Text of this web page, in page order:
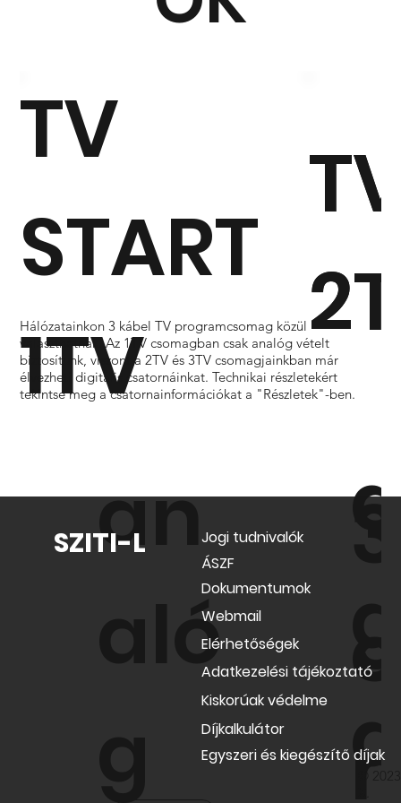
TV
START
1TV
an
aló
Hálózatainkon 3 kábel TV programcsomag közül
választhatnak. Az 1TV csomagban csak analóg vételt
biztosítunk, viszont a 2TV és 3TV csomagjainkban már
élvezheti digitális csatornáinkat. Technikai részletekért
tekintse meg a csatornainformációkat a "Részletek"-ben.
SZITI-L
Dokumentumok
ÁSZF
Webmail
Elérhetőségek
Jogi tudnivalók
Adatkezelési tájékoztató
Kiskorúak védelme
Díjkalkulátor
Egyszeri és kiegészítő díjak